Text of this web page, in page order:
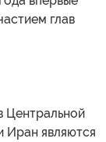
глав
Центральной
Иран являются